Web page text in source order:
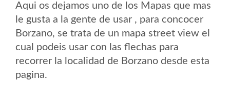
Aqui os dejamos uno de los Mapas que mas
le gusta a la gente de usar , para concocer
Borzano, se trata de un mapa street view el
cual podeis usar con las flechas para
recorrer la localidad de Borzano desde esta
pagina.